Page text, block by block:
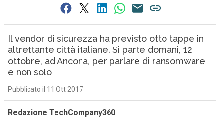
Il vendor di sicurezza ha previsto otto tappe in
altrettante città italiane. Si parte domani, 12
ottobre, ad Ancona, per parlare di ransomware
e non solo
Pubblicato il 11 Ott 2017
Redazione TechCompany360